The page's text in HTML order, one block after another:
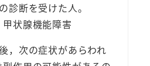
診断を受けた人。
状腺機能障害
，次の症状があらわれ